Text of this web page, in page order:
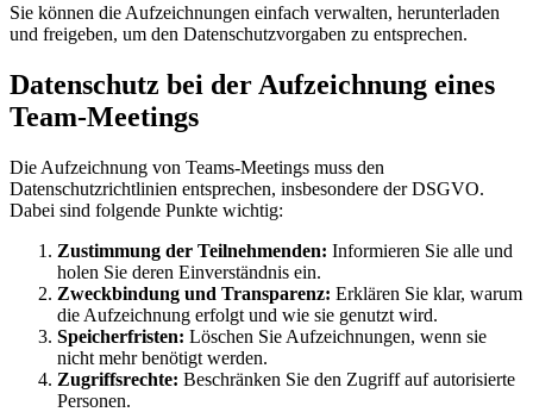
Sie können die Aufzeichnungen einfach verwalten, herunterladen
und freigeben, um den Datenschutzvorgaben zu entsprechen.
Datenschutz bei der Aufzeichnung eines
Team-Meetings
Die Aufzeichnung von Teams-Meetings muss den
Datenschutzrichtlinien entsprechen, insbesondere der DSGVO.
Dabei sind folgende Punkte wichtig:
Zustimmung der Teilnehmenden: Informieren Sie alle und
holen Sie deren Einverständnis ein.
Zweckbindung und Transparenz: Erklären Sie klar, warum
die Aufzeichnung erfolgt und wie sie genutzt wird.
Speicherfristen: Löschen Sie Aufzeichnungen, wenn sie
nicht mehr benötigt werden.
Zugriffsrechte: Beschränken Sie den Zugriff auf autorisierte
Personen.